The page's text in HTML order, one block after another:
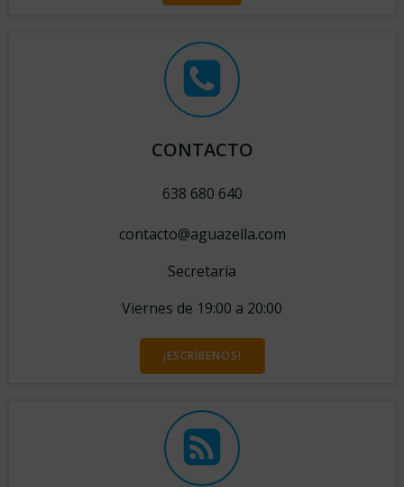
CONTACTO
638 680 640
contacto@aguazella.com
Secretaría
Viernes de 19:00 a 20:00
¡ESCRÍBENOS!